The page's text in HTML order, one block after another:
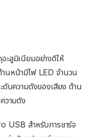
ลูมิเนียมอย่างดีให้
นหน้ามีไฟ LED จำนวน
ดับความดังของเสียง ด้าน
วามดัง
USB สำหรับการชาร์จ